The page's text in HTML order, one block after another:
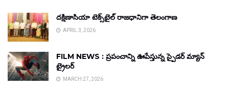
దక్షిణాసియా టెక్స్‌టైల్ రాజధానిగా తెలంగాణ
APRIL 3, 2026
FILM NEWS : ప్రపంచాన్ని ఊపేస్తున్న స్పైడర్ మ్యాన్
ట్రైలర్
MARCH 27, 2026